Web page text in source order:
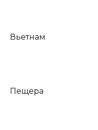
Вьетнам
Пещера